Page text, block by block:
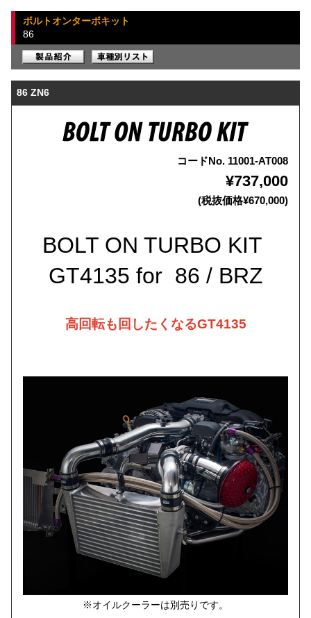
ボルトオンターボキット
86
86 ZN6
コードNo. 11001-AT008
¥737,000
(税抜価格¥670,000)
BOLT ON TURBO KIT
GT4135 for 86 / BRZ
高回転も回したくなるGT4135
※オイルクーラーは別売りです。